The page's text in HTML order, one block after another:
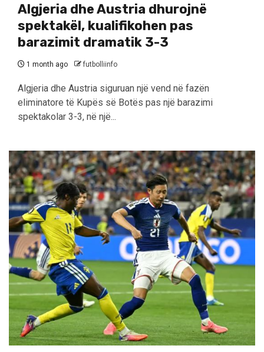
Algjeria dhe Austria dhurojnë
spektakël, kualifikohen pas
barazimit dramatik 3-3
1 month ago futbolliinfo
Algjeria dhe Austria siguruan një vend në fazën
eliminatore të Kupës së Botës pas një barazimi
spektakolar 3-3, në një...